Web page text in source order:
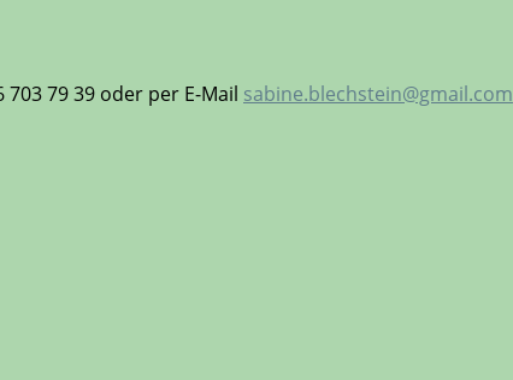
79 39 oder per E-Mail sabine.blechstein@gmail.com